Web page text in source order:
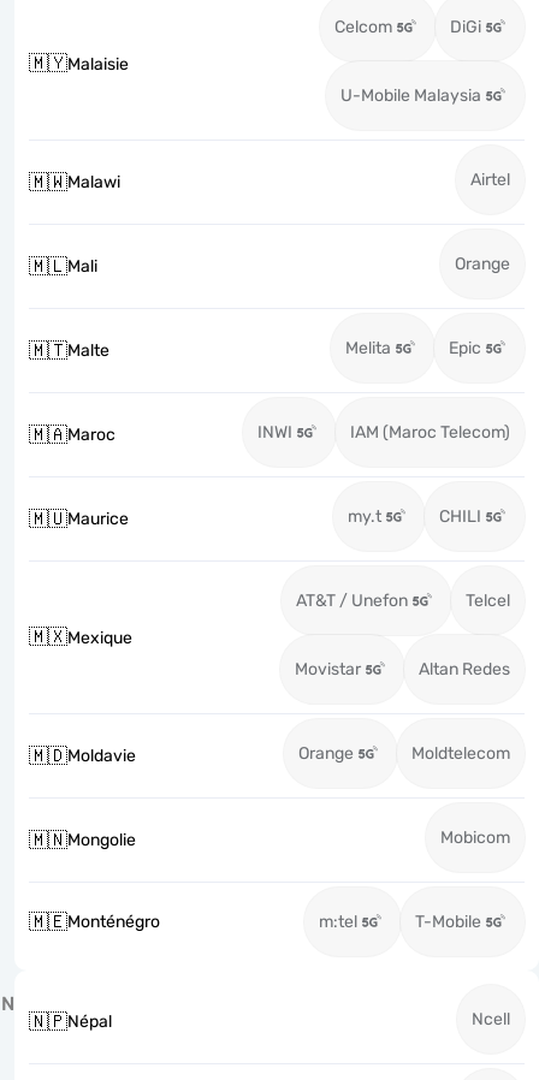
🇲🇾Malaisie
Celcom DiGi
U-Mobile Malaysia
🇲🇼Malawi Airtel
🇲🇱Mali Orange
🇲🇹Malte Melita Epic
🇲🇦Maroc INWI IAM (Maroc Telecom)
🇲🇺Maurice my.t CHILI
🇲🇽Mexique
AT&T / Unefon Telcel
Movistar Altan Redes
🇲🇩Moldavie Orange Moldtelecom
🇲🇳Mongolie Mobicom
🇲🇪Monténégro m:tel T-Mobile
N
🇳🇵Népal Ncell